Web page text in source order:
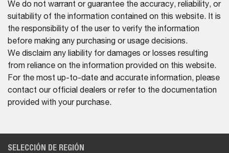
We do not warrant or guarantee the accuracy, reliability, or
suitability of the information contained on this website. It is
the responsibility of the user to verify the information
before making any purchasing or usage decisions.
We disclaim any liability for damages or losses resulting
from reliance on the information provided on this website.
For the most up-to-date and accurate information, please
contact our official dealers or refer to the documentation
provided with your purchase.
SELECCIÓN DE REGIÓN